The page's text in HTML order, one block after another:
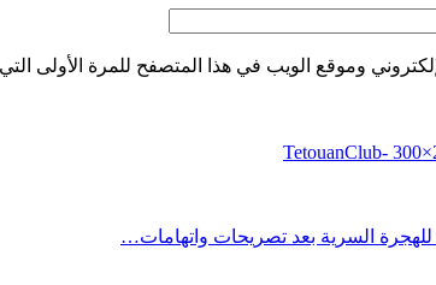
وموقع الويب في هذا المتصفح للمرة الأولى
السرية بعد تصريحات واتهامات…